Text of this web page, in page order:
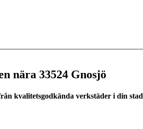
nära 33524 Gnosjö
kvalitetsgodkända verkstäder i din stad